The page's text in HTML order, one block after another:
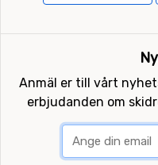
Breuil-Cervinia
Brides-les-
Campitello
Anmäl er till vårt
erbjudanden om